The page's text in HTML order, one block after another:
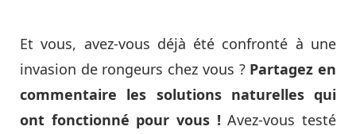
Et vous, avez-vous déjà été confronté à une
invasion de rongeurs chez vous ? Partagez en
commentaire les solutions naturelles qui
ont fonctionné pour vous ! Avez-vous testé